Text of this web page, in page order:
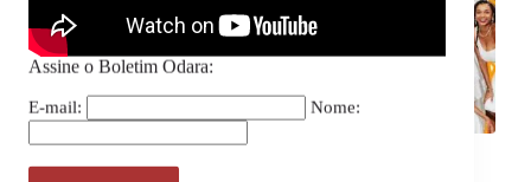
Assine o Boletim Odara:
E-mail: Nome:
Geral